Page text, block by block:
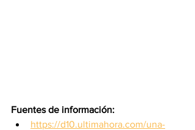
Fuentes de información:
https://d10.ultimahora.com/una-